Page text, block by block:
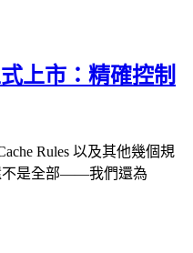
上市：精確控制
Rules 以及其他幾個規
不是全部——我們還為